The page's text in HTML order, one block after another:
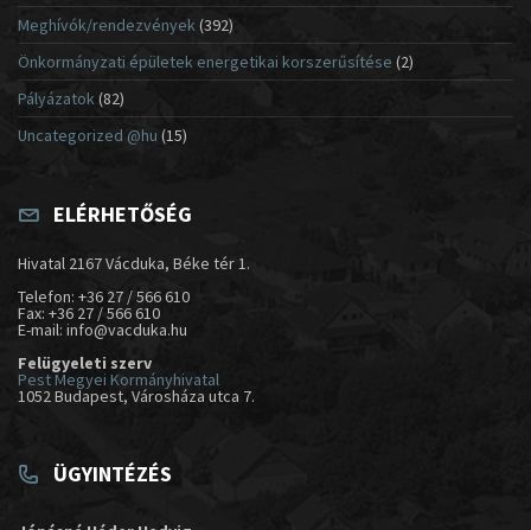
Meghívók/rendezvények (392)
Önkormányzati épületek energetikai korszerűsítése (2)
Pályázatok (82)
Uncategorized @hu (15)
ELÉRHETŐSÉG
Hivatal 2167 Vácduka, Béke tér 1.
Telefon: +36 27 / 566 610
Fax: +36 27 / 566 610
E-mail: info@vacduka.hu
Felügyeleti szerv
Pest Megyei Kormányhivatal
1052 Budapest, Városháza utca 7.
ÜGYINTÉZÉS